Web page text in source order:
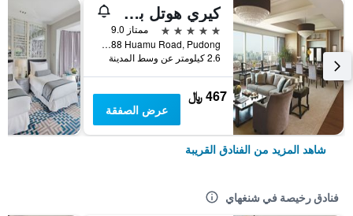
كيري هوتل بودونج شنغهاي
5 نجوم
ممتاز 9.0
No.1388 Huamu Road, Pudong, شنغهاي, الصين
2.6 كيلومتر عن وسط المدينة
467 ﷼
عرض الصفقة
شاهد المزيد من الفنادق القريبة
فنادق رخيصة في شنغهاي